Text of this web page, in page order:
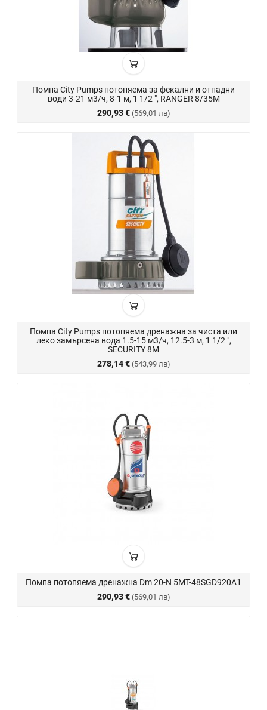
Помпа City Pumps потопяема за фекални и отпадни
води 3-21 м3/ч, 8-1 м, 1 1/2 ", RANGER 8/35M
290,93 € (569,01 лв)
Помпа City Pumps потопяема дренажна за чиста или
леко замърсена вода 1.5-15 м3/ч, 12.5-3 м, 1 1/2 ",
SECURITY 8M
278,14 € (543,99 лв)
Помпа потопяема дренажна Dm 20-N 5MT-48SGD920A1
290,93 € (569,01 лв)